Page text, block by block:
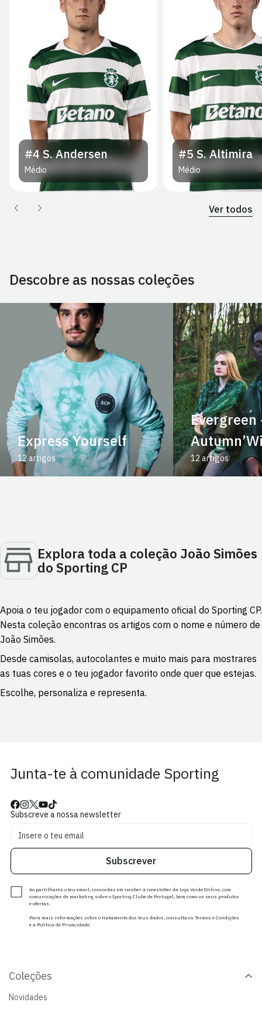
#4S. Andersen
Médio
#5S. Altimira
Médio
Ver todos
Descobre as nossas coleções
Express Yourself
12 artigos
Evergreen
12 artigos
Explora toda a coleção João Simões
do Sporting CP
Apoia o teu jogador com o equipamento oficial do Sporting CP.
Nesta coleção encontras os artigos com o nome e número de
João Simões.
Desde camisolas, autocolantes e muito mais para mostrares
as tuas cores e o teu jogador favorito onde quer que estejas.
Escolhe, personaliza e representa.
Junta-te à comunidade Sporting
Subscreve a nossa newsletter
Subscrever
Ao partilhares o teu email, concordas em receber a newsletter da Loja Verde Online, com
comunicações de marketing sobre o Sporting Clube de Portugal, bem como os seus produtos
e ofertas.
Para mais informações sobre o tratamento dos teus dados, consulta os Termos e Condições
e a Política de Privacidade.
Coleções
Novidades